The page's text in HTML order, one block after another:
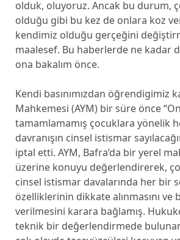
olduk, oluyoruz. Ancak bu durum,
olduğu gibi bu kez de onlara koz
kendimiz olduğu gerçeğini
maalesef. Bu haberlerde ne kadar
ona bakalım önce.
Kendi basınımızdan öğrendigimiz
Mahkemesi (AYM) bir süre önce
tamamlamamış çocuklara yönelik
davranışın cinsel istismar
iptal etti. AYM, Bafra’da bir yerel
üzerine konuyu değerlendirerek,
cinsel istismar davalarında her bir
özelliklerinin dikkate alınmasını ve
verilmesini karara bağlamış.
teknik bir değerlendirmede